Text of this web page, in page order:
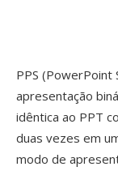
PPS (PowerPoint
apresentação
idêntica ao PPT
duas vezes em
modo de